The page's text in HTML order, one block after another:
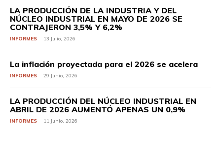
LA PRODUCCIÓN DE LA INDUSTRIA Y DEL
NÚCLEO INDUSTRIAL EN MAYO DE 2026 SE
CONTRAJERON 3,5% Y 6,2%
INFORMES 13 Julio, 2026
La inflación proyectada para el 2026 se acelera
INFORMES 29 Junio, 2026
LA PRODUCCIÓN DEL NÚCLEO INDUSTRIAL EN
ABRIL DE 2026 AUMENTÓ APENAS UN 0,9%
INFORMES 11 Junio, 2026